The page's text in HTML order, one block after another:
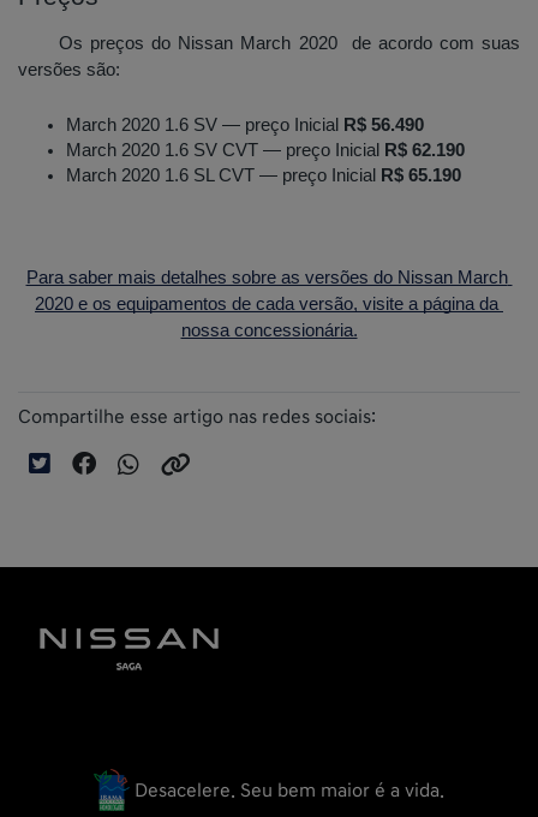
Os preços do Nissan March 2020  de acordo com suas
versões são:
March 2020 1.6 SV — preço Inicial
R$ 56.490
March 2020 1.6 SV CVT — preço Inicial
R$ 62.190
March 2020 1.6 SL CVT — preço Inicial
R$ 65.190
Para saber mais detalhes sobre as versões do Nissan March
2020 e os equipamentos de cada versão, visite a página da
nossa concessionária.
Compartilhe esse artigo nas redes sociais:
Desacelere. Seu bem maior é a vida.